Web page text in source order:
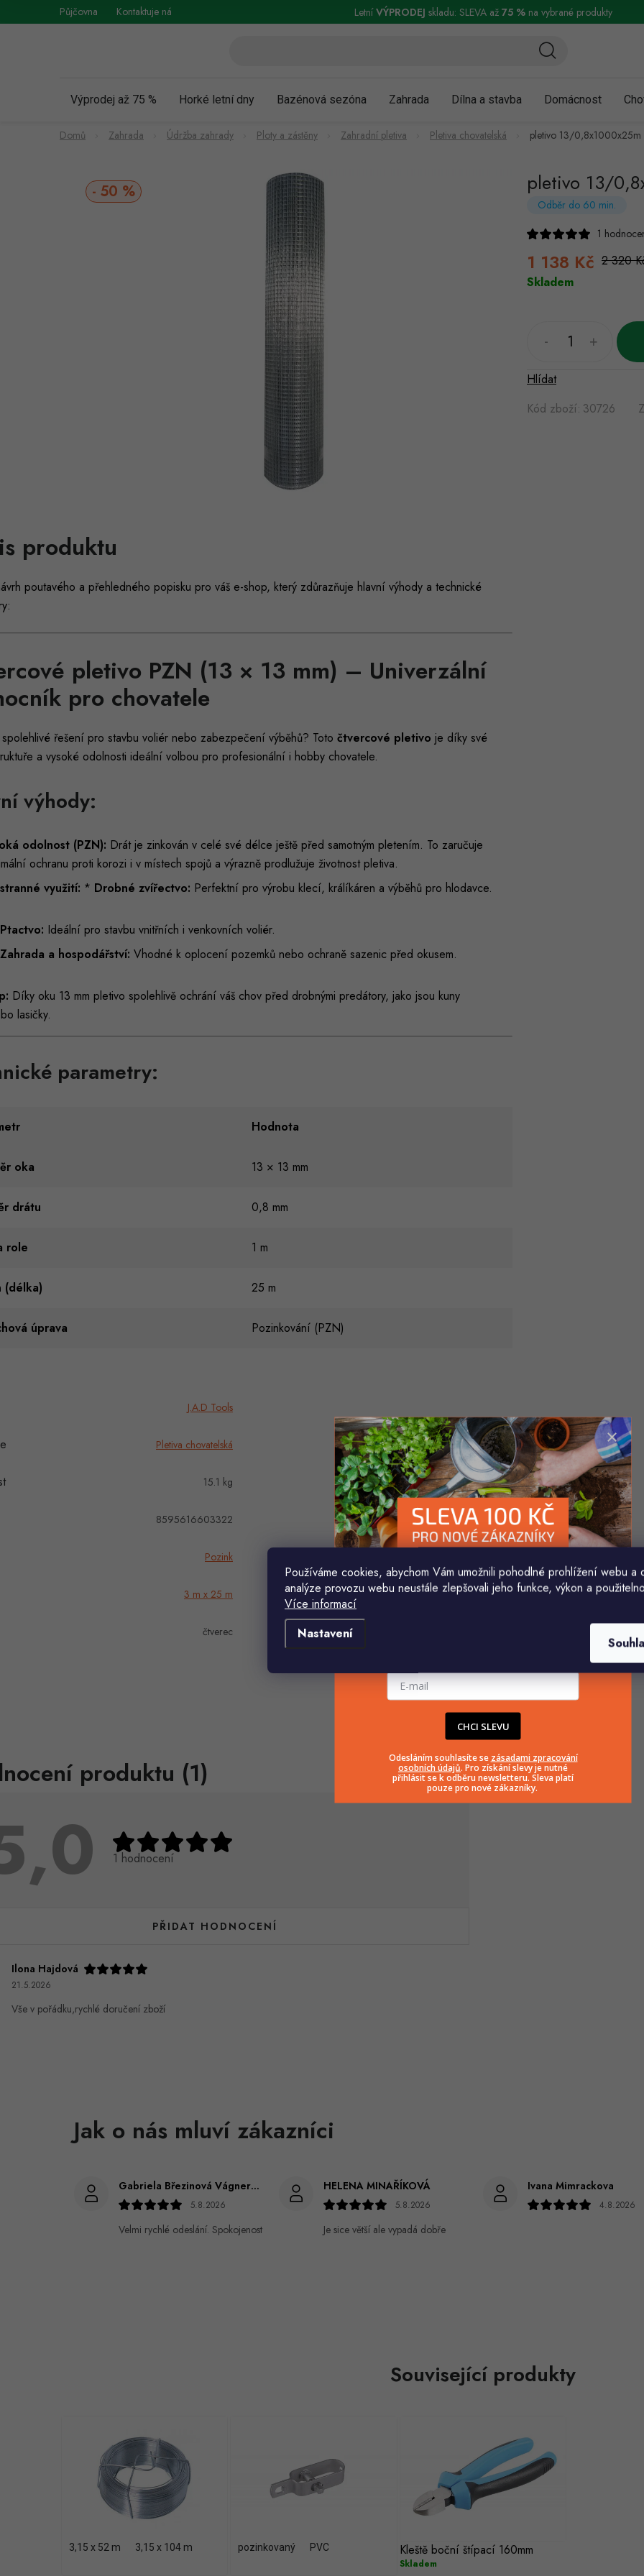
Používáme cookies, abychom Vám umožnili pohodlné prohlížení webu a
analýze provozu webu neustále zlepšovali jeho funkce, výkon a
Více informací
Nastavení
na
Půjčovna Kontaktuje nás Vrácení a reklamace Podmínky ochrany osobních údajů Obchodní
LetníVÝPRODEJ skladu: SLEVA až 75 %na vybrané produkty
Výprodej až 75 % Horké letní dny Bazénová sezóna Zahrada Dílna a stavba Domácnost
Domů Zahrada Údržba zahrady Ploty a zástěny Zahradní pletiva Pletiva chovatelská pletivo 13/0,8x1000x25m
pletivo 13/
Odběr do 60 min.
1
2 320
1 138 Kč
Skladem
Kód zboží: 30726
Hlídat
50 %
produktu
poutavého a přehledného popisku pro váš e-shop, který zdůrazňuje hlavní výhody a technické
pletivo PZN (13 × 13 mm) – Univerzální
pro chovatele
řešení pro stavbu voliér nebo zabezpečení výběhů? Toto čtvercové pletivo je díky své
a vysoké odolnosti ideální volbou pro profesionální i hobby chovatele.
výhody:
odolnost (PZN): Drát je zinkován v celé své délce ještě před samotným pletením. To zaručuje
ochranu proti korozi i v místech spojů a výrazně prodlužuje životnost pletiva.
využití: * Drobné zvířectvo: Perfektní pro výrobu klecí, králíkáren a výběhů pro hlodavce.
Ptactvo: Ideální pro stavbu vnitřních i venkovních voliér.
Zahrada a hospodářství: Vhodné k oplocení pozemků nebo ochraně sazenic před okusem.
Díky oku 13 mm pletivo spolehlivě ochrání váš chov před drobnými predátory, jako jsou kuny
lasičky.
parametry:
Hodnota
oka 13 × 13 mm
drátu 0,8 mm
role 1 m
(délka) 25 m
úprava Pozinkování (PZN)
J.A.D Tools
Pletiva chovatelská
15.1 kg
8595616603322
Pozink
3 m x 25 m
čtverec
produktu (1)
1 hodnocení
PŘIDAT HODNOCENÍ
Ilona Hajdová
21.5.2026
Vše v pořádku,rychlé doručení zboží
Gabriela Březinová Vágnerová
5.8.2026
Velmi rychlé odeslání. Spokojenost
HELENA MINAŘÍKOVÁ
5.8.2026
Je sice větší ale vypadá dobře
Ivana Mimrackova
4.8.2026
Související produkty
3,15 x 52 m 3,15 x 104 m pozinkovaný PVC Kleště boční štípací 160mm
Skladem
CHCI SLEVU
Odesláním souhlasíte se zásadami zpracování
osobních údajů. Pro získání slevy je nutné
přihlásit se k odběru newsletteru. Sleva platí
pouze pro nové zákazníky.